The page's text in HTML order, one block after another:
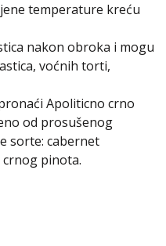
temperature kreću
nakon obroka i mogu
voćnih torti,
Apoliticno crno
od prosušenog
sorte: cabernet
pinota.